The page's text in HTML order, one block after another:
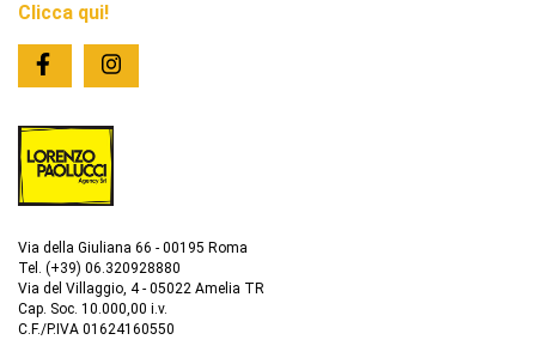
Clicca qui!
Via della Giuliana 66 - 00195 Roma
Tel. (+39) 06.320928880
Via del Villaggio, 4 - 05022 Amelia TR
Cap. Soc. 10.000,00 i.v.
C.F./P.IVA 01624160550